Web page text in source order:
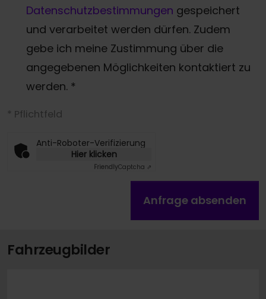
Datenschutzbestimmungen gespeichert
und verarbeitet werden dürfen. Zudem
gebe ich meine Zustimmung über die
angegebenen Möglichkeiten kontaktiert zu
werden. *
* Pflichtfeld
Anti-Roboter-Verifizierung
Hier klicken
FriendlyCaptcha ⇗
Anfrage absenden
Fahrzeugbilder